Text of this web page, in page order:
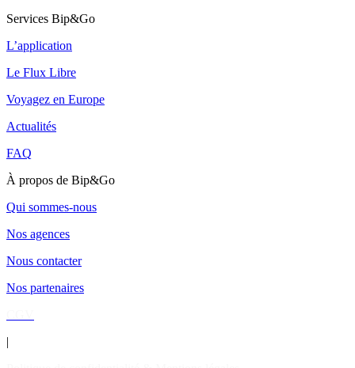
Services Bip&Go
L’application
Le Flux Libre
Voyagez en Europe
Actualités
FAQ
À propos de Bip&Go
Qui sommes-nous
Nos agences
Nous contacter
Nos partenaires
|